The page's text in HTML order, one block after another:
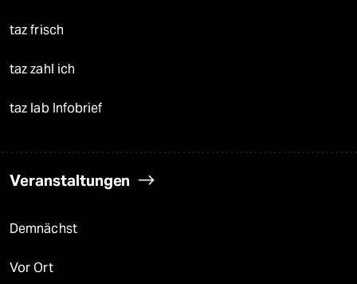
taz frisch
taz zahl ich
taz lab Infobrief
Veranstaltungen
Demnächst
Vor Ort